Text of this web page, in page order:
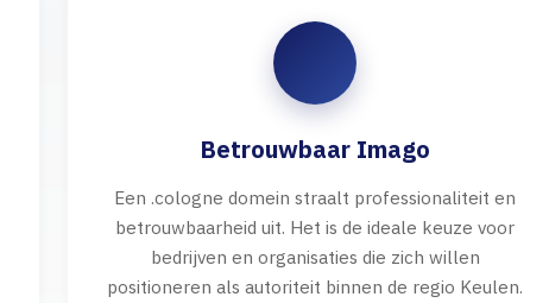
Betrouwbaar Imago
Een .cologne domein straalt professionaliteit en
betrouwbaarheid uit. Het is de ideale keuze voor
bedrijven en organisaties die zich willen
positioneren als autoriteit binnen de regio Keulen.